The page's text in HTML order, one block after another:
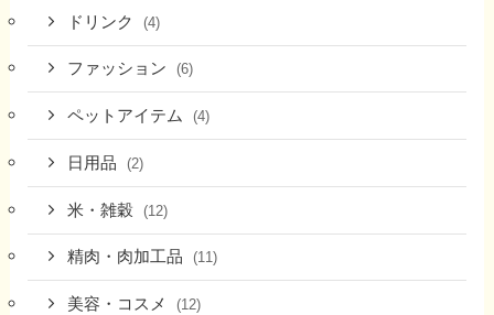
ドリンク (4)
ファッション (6)
ペットアイテム (4)
日用品 (2)
米・雑穀 (12)
精肉・肉加工品 (11)
美容・コスメ (12)